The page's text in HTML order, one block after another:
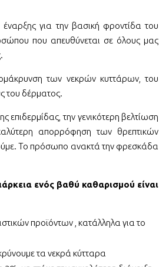
για την βασική φροντίδα του
που απευθύνεται σε όλους μας
των νεκρών κυττάρων, του
του δέρματος.
την γενικότερη βελτίωση
απορρόφηση των θρεπτικών
Το πρόσωπο ανακτά την φρεσκάδα
ενός βαθύ καθαρισμού είναι
προϊόντων , κατάλληλα για το
τα νεκρά κύτταρα